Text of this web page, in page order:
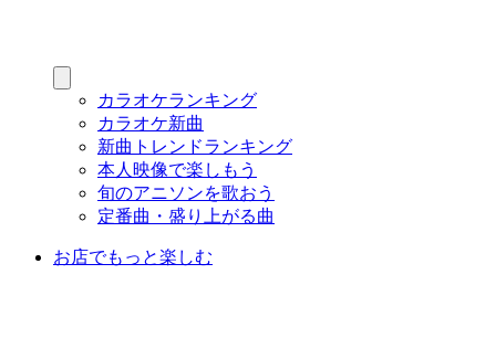
カラオケランキング
カラオケ新曲
新曲トレンドランキング
本人映像で楽しもう
旬のアニソンを歌おう
定番曲・盛り上がる曲
お店でもっと楽しむ